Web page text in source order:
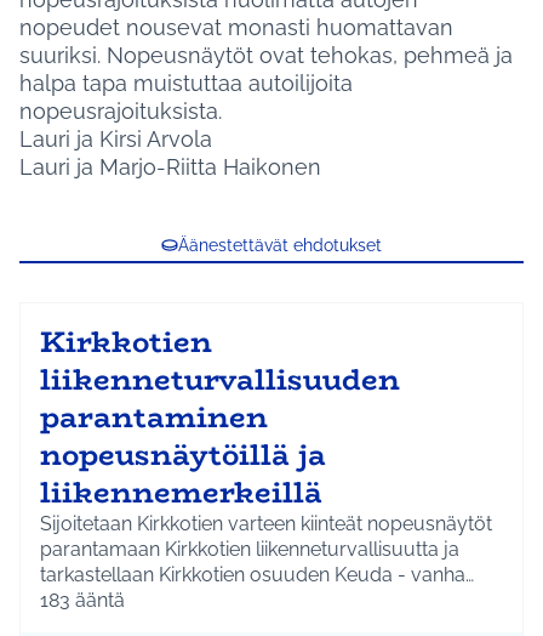
nopeudet nousevat monasti huomattavan
suuriksi. Nopeusnäytöt ovat tehokas, pehmeä ja
halpa tapa muistuttaa autoilijoita
nopeusrajoituksista.
Lauri ja Kirsi Arvola
Lauri ja Marjo-Riitta Haikonen
Äänestettävät ehdotukset
Kirkkotien
liikenneturvallisuuden
parantaminen
nopeusnäytöillä ja
liikennemerkeillä
Sijoitetaan Kirkkotien varteen kiinteät nopeusnäytöt
parantamaan Kirkkotien liikenneturvallisuutta ja
tarkastellaan Kirkkotien osuuden Keuda - vanha
kunnantalo 40 km/h nopeusrajoitusalueen
183 ääntä